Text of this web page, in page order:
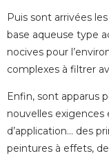
Puis sont arrivées
base aqueuse type
nocives pour
complexes à filtrer
Enfin, sont apparus
nouvelles
d’application… des
peintures à effets,